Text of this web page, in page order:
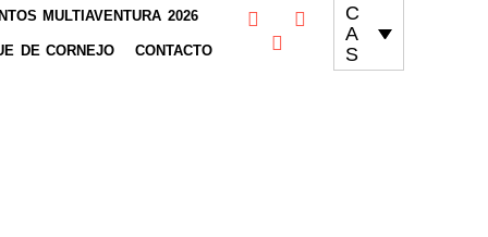
MULTIAVENTURA 2026
DE CORNEJO CONTACTO
C
A
S